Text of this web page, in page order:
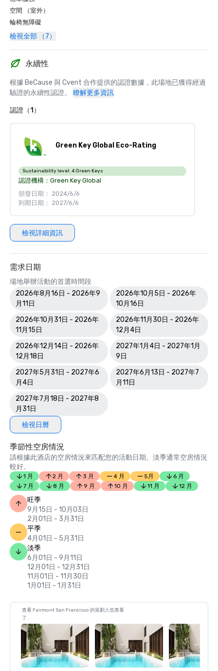
空間 （室外）
輪椅無障礙
檢視全部 （7）
永續性
根據 BeCause 與 Cvent 合作提供的認證數據，此場地已獲得經過
驗證的永續性認證。
瞭解更多資訊
認證（1）
Green Key Global Eco-Rating
Sustainability level: 4 Green Keys
認證機構： Green Key Global
頒發日期： 2024/6/6
到期日期： 2027/6/6
檢視詳細資訊
需求日期
場地舉辦活動的首選時間段
2026年8月16日 - 2026年9
月11日
2026年10月5日 - 2026年
10月16日
2026年10月31日 - 2026年
11月15日
2026年11月30日 - 2026年
12月4日
2026年12月14日 - 2026年
12月18日
2027年1月4日 - 2027年1月
9日
2027年5月31日 - 2027年6
月4日
2027年6月13日 - 2027年7
月11日
2027年7月18日 - 2027年8
月31日
檢視日曆
季節性空房情況
請根據此酒店的空房情況來匹配您的活動日期。淡季通常空房情況
較好。
1 月 2 月 3 月 4 月 5月
6 月
7 月
8 月 9 月 10 月 11 月 12 月
旺季
9月15日 - 10月03日
2月01日 - 3月31日
平季
4月01日 - 5月31日
淡季
6月01日 - 9月11日
12月01日 - 12月31日
11月01日 - 11月30日
1月01日 - 1月31日
查看 Fairmont San Francisco 的策劃人也查看
了